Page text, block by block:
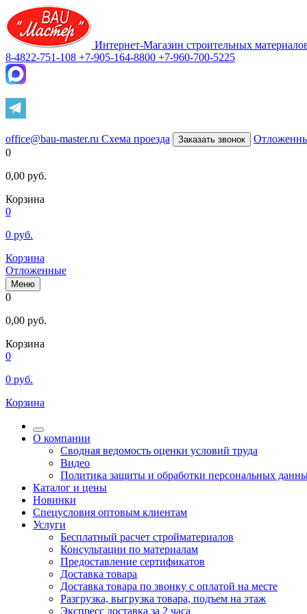
Интернет-Магазин строительных
8-4822-751-108 +7-905-164-8800 +7-960-700-5225
office@bau-master.ru Схема проезда Заказать звонок
0
0,00 руб.
Корзина
0
0 руб.
Корзина
Отложенные
Меню
0
0,00 руб.
Корзина
0
0 руб.
Корзина
О компании
Сводная ведомость оценки условий труда
Видео
Политика защиты и обработки персональных
Каталог и цены
Новинки
Спецусловия оптовым клиентам
Услуги
Бесплатный расчет стройматериалов
Консультации по материалам
Предоставление сертификатов
Доставка товара
Доставка товара по звонку с оплатой на месте
Разгрузка, выгрузка товара, подъем на этаж
Экспресс доставка за 2 часа